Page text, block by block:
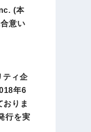
ン事業
(本
意い
ティ企
年6
おりま
行を実